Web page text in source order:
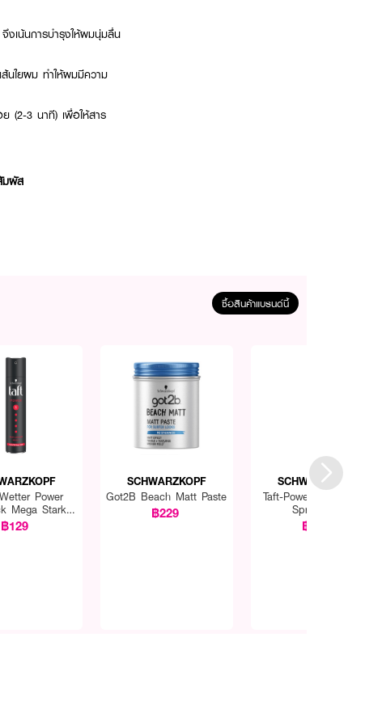
งเน้นการบำรุงให้ผมนุ่มลื่น
ส้นใยผม ทำให้ผมมีความ
ย (2-3 นาที) เพื่อให้สาร
มผัส
ซื้อสินค้าแบรนด์นี้
Power
Mega Stark
(Strong)
฿129
SCHWARZKOPF
Got2B Beach Matt Paste
฿229
SCHWARZKOPF
Taft-Power Mega
Spray Gas
฿259